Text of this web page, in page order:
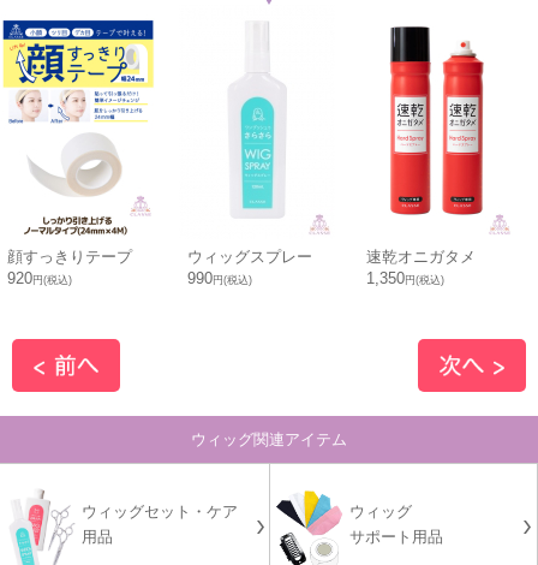
顔すっきりテープ
920円(税込)
ウィッグスプレー
990円(税込)
速乾オニガタメ
1,350円(税込)
ウィッグ関連アイテム
ウィッグセット・ケア
用品
ウィッグ
サポート用品